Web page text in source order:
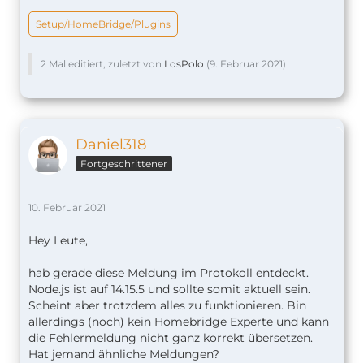
Setup/HomeBridge/Plugins
2 Mal editiert, zuletzt von LosPolo (9. Februar 2021)
Daniel318
Fortgeschrittener
10. Februar 2021
Hey Leute,
hab gerade diese Meldung im Protokoll entdeckt.
Node.js ist auf 14.15.5 und sollte somit aktuell sein.
Scheint aber trotzdem alles zu funktionieren. Bin
allerdings (noch) kein Homebridge Experte und kann
die Fehlermeldung nicht ganz korrekt übersetzen.
Hat jemand ähnliche Meldungen?